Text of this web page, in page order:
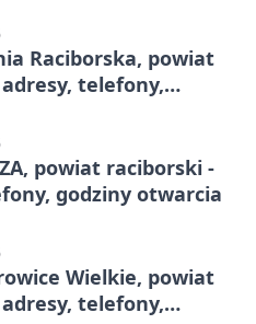
Raciborska, powiat
telefony,
powiat raciborski -
godziny otwarcia
Wielkie, powiat
telefony,